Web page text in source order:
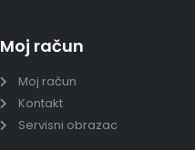
Moj račun
Moj račun
Kontakt
Servisni obrazac